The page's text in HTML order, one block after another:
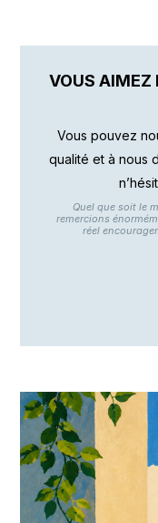
VOUS AIMEZ
Vous pouvez
qualité et à nous
Quel que soit le
remercions
réel